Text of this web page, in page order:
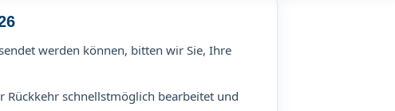
werden können, bitten wir Sie, Ihre
Rückkehr schnellstmöglich bearbeitet und